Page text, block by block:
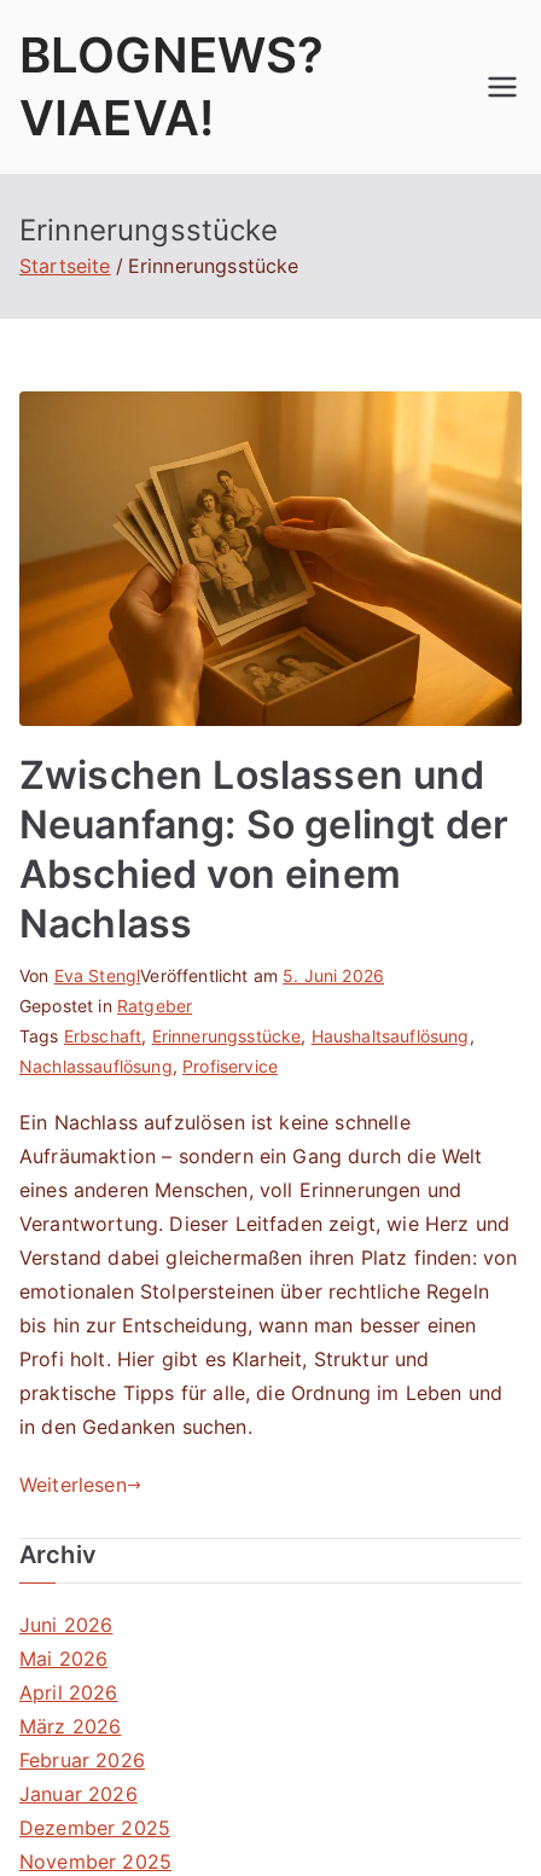
InhaltBLOGNEWS?
VIAEVA!
Erinnerungsstücke
Startseite Erinnerungsstücke
Zwischen Loslassen und
Neuanfang: So gelingt der
Abschied von einem
Nachlass
Von Eva StenglVeröffentlicht am 5. Juni 2026
Gepostet in Ratgeber
Tags Erbschaft, Erinnerungsstücke, Haushaltsauflösung,
Nachlassauflösung, Profiservice
Ein Nachlass aufzulösen ist keine schnelle
Aufräumaktion – sondern ein Gang durch die Welt
eines anderen Menschen, voll Erinnerungen und
Verantwortung. Dieser Leitfaden zeigt, wie Herz und
Verstand dabei gleichermaßen ihren Platz finden: von
emotionalen Stolpersteinen über rechtliche Regeln
bis hin zur Entscheidung, wann man besser einen
Profi holt. Hier gibt es Klarheit, Struktur und
praktische Tipps für alle, die Ordnung im Leben und
in den Gedanken suchen.
Weiterlesen
Archiv
Juni 2026
Mai 2026
April 2026
März 2026
Februar 2026
Januar 2026
Dezember 2025
November 2025